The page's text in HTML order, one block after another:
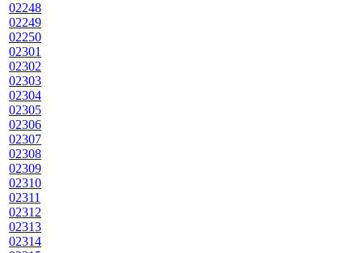
02248
02249
02250
02301
02302
02303
02304
02305
02306
02307
02308
02309
02310
02311
02312
02313
02314